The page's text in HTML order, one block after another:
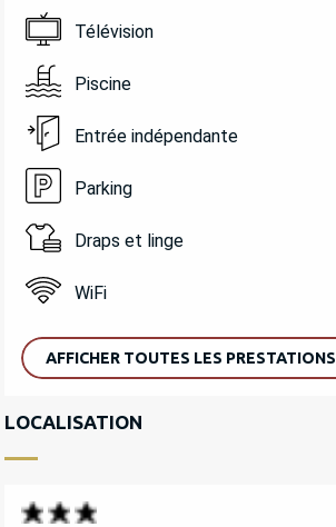
Télévision
Piscine
Entrée indépendante
Parking
Draps et linge
WiFi
AFFICHER TOUTES LES PRESTATIONS
LOCALISATION